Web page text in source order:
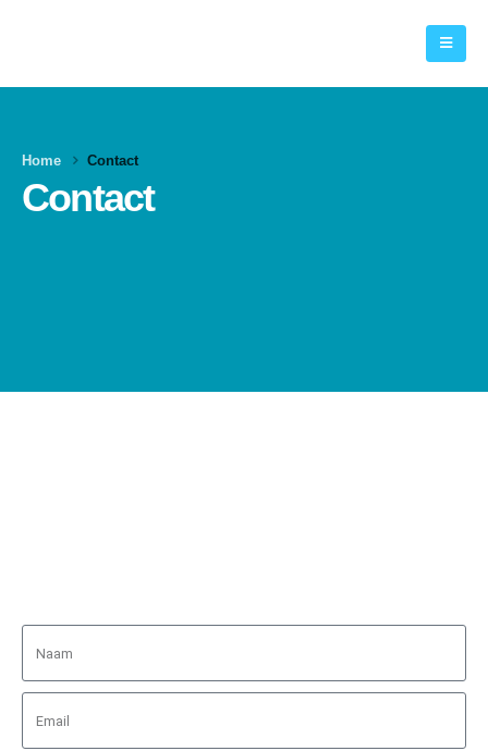
Home Contact
Contact